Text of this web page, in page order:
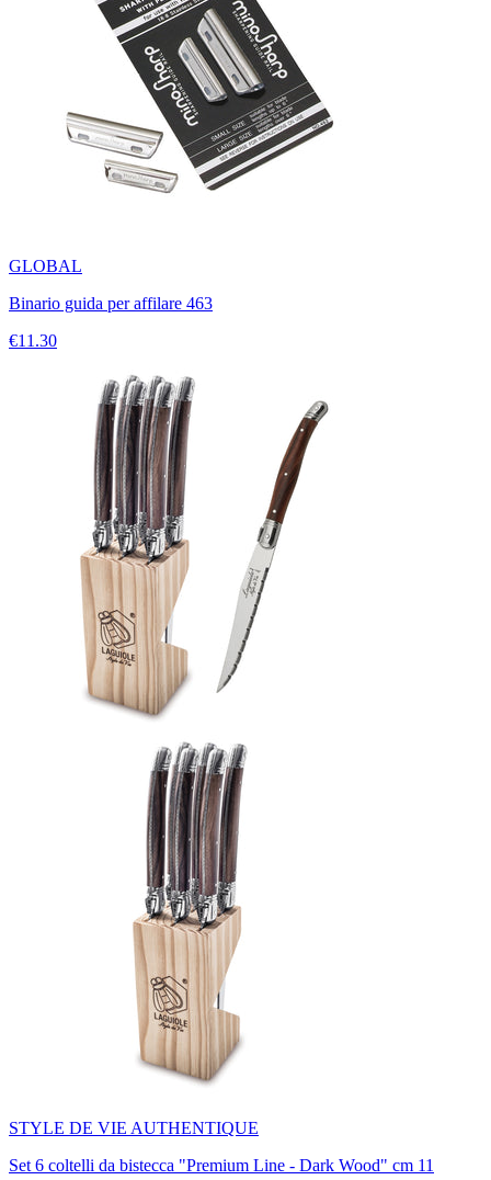
GLOBAL
Binario guida per affilare 463
€11.30
STYLE DE VIE AUTHENTIQUE
Set 6 coltelli da bistecca "Premium Line - Dark Wood" cm 11